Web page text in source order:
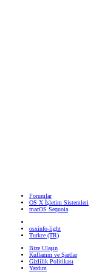
Forumlar
OS X İşletim Sistemleri
macOS Sequoia
osxinfo-light
Turkce (TR)
Bize Ulaşın
Kullanım ve Şartlar
Gizlilik Politikası
Yardım